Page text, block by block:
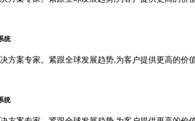
方案专家。紧跟全球发展趋势,为客户提供更高的价